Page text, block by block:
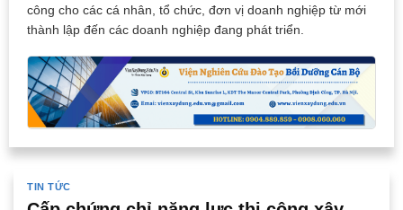
công cho các cá nhân, tổ chức, đơn vị doanh nghiệp từ mới
thành lập đến các doanh nghiệp đang phát triển.
TIN TỨC